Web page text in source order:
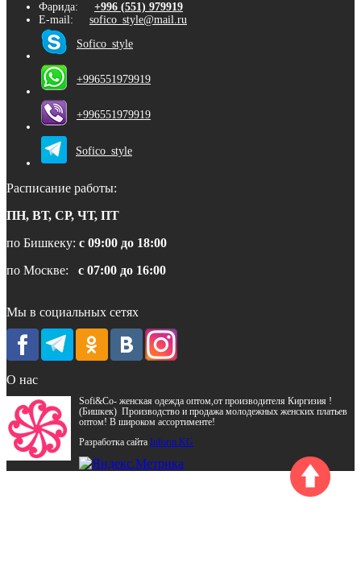
Фарида: +996 (551) 979919
E-mail: sofico_style@mail.ru
Sofico_style
+996551979919
+996551979919
Sofico_style
Расписание работы:
ПН, ВТ, СР, ЧТ, ПТ
по Бишкеку: с 09:00 до 18:00
по Москве: с 07:00 до 16:00
Мы в социальных сетях
О нас
Sofi&Co- женская одежда оптом,от производителя Киргизия !
(Бишкек) Производство и продажа молодежных женских платьев
оптом! В широком ассортименте!
Разработка сайта Inform.KG